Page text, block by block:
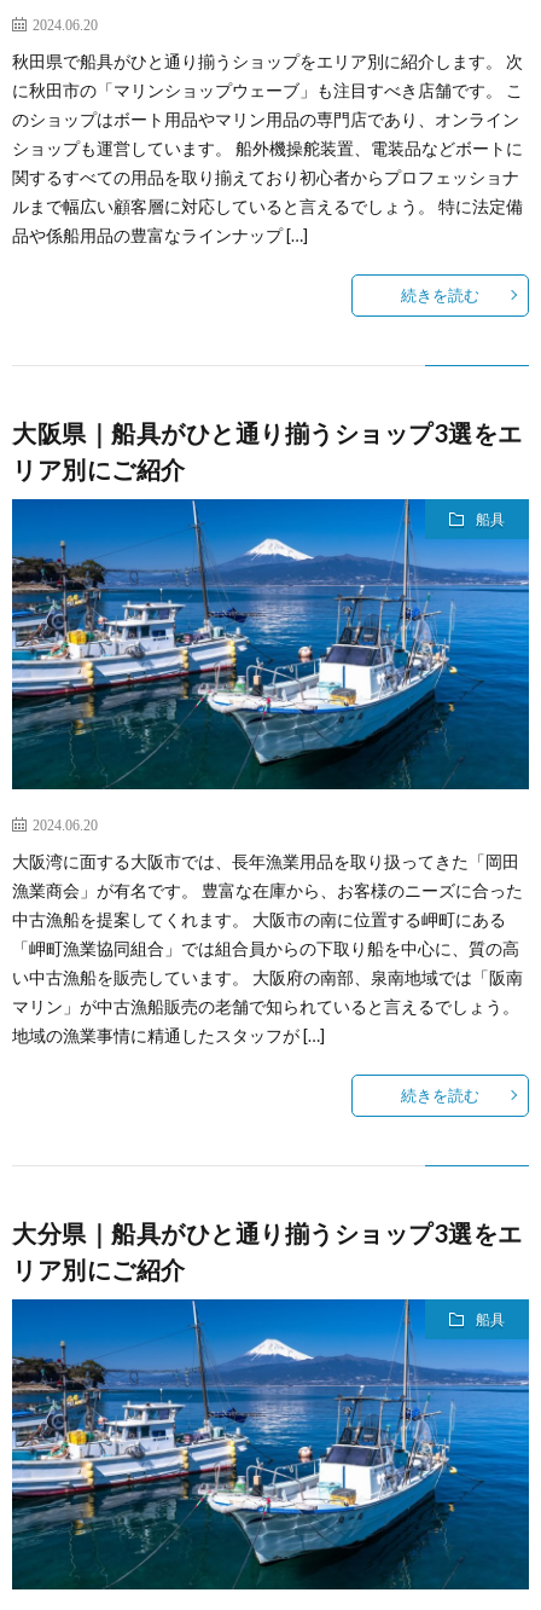
2024.06.20
秋田県で船具がひと通り揃うショップをエリア別に紹介します。 次
に秋田市の「マリンショップウェーブ」も注目すべき店舗です。 こ
のショップはボート用品やマリン用品の専門店であり、オンライン
ショップも運営しています。 船外機操舵装置、電装品などボートに
関するすべての用品を取り揃えており初心者からプロフェッショナ
ルまで幅広い顧客層に対応していると言えるでしょう。 特に法定備
品や係船用品の豊富なラインナップ […]
続きを読む
大阪県｜船具がひと通り揃うショップ3選をエ
リア別にご紹介
船具
2024.06.20
大阪湾に面する大阪市では、長年漁業用品を取り扱ってきた「岡田
漁業商会」が有名です。 豊富な在庫から、お客様のニーズに合った
中古漁船を提案してくれます。 大阪市の南に位置する岬町にある
「岬町漁業協同組合」では組合員からの下取り船を中心に、質の高
い中古漁船を販売しています。 大阪府の南部、泉南地域では「阪南
マリン」が中古漁船販売の老舗で知られていると言えるでしょう。
地域の漁業事情に精通したスタッフが […]
続きを読む
大分県｜船具がひと通り揃うショップ3選をエ
リア別にご紹介
船具